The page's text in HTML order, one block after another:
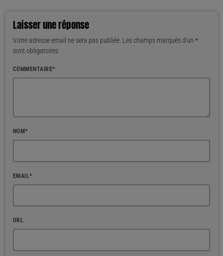
Laisser une réponse
Votre adresse email ne sera pas publiée. Les champs marqués d'un *
sont obligatoires
COMMENTAIRE*
NOM*
EMAIL*
URL